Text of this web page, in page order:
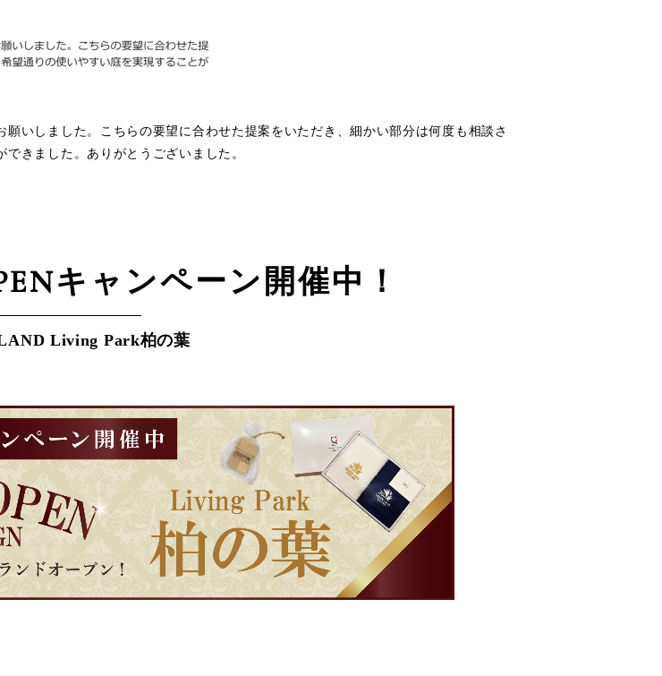
いしました。こちらの要望に合わせた提案をいただき、細かい部分は何度も相談さ
きました。ありがとうございました。
キャンペーン開催中！
Living Park柏の葉